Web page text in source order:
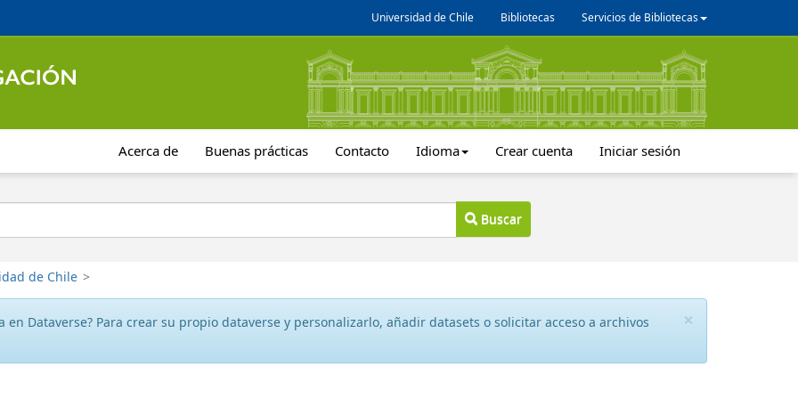
Universidad de Chile Bibliotecas Servicios de Bibliotecas
Acerca de Buenas prácticas Contacto Idioma Crear cuenta Iniciar sesión
Buscar
de Chile >
×
en Dataverse? Para crear su propio dataverse y personalizarlo, añadir datasets o solicitar acceso a archivos